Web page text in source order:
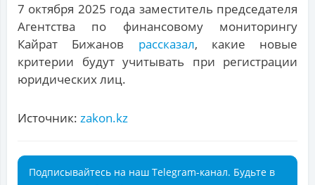
7 октября 2025 года заместитель председателя
Агентства по финансовому мониторингу
Кайрат Бижанов рассказал, какие новые
критерии будут учитывать при регистрации
юридических лиц.
Источник: zakon.kz
Подписывайтесь на наш Telegram-канал. Будьте в